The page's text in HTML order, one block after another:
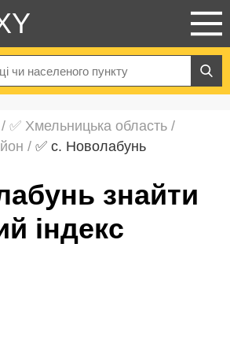
/ ✅ Хмельницька область /
/ ✅ с. Новолабунь
індекс